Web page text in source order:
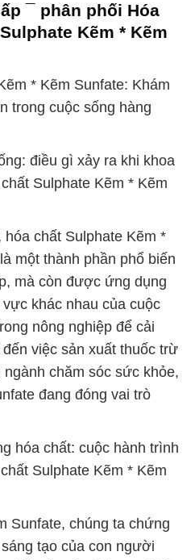
¯ phân phối Hóa
Kẽm * Kẽm
* Kẽm Sunfate: Khám
trong cuộc sống hàng
điều gì xảy ra khi khoa
Sulphate Kẽm * Kẽm
chất Sulphate Kẽm *
một thành phần phổ biến
mà còn được ứng dụng
khác nhau của cuộc
nông nghiệp để cải
việc sản xuất thuốc trừ
chăm sóc sức khỏe,
đang đóng vai trò
hóa chất: cuộc hành trình
Sulphate Kẽm * Kẽm
Sunfate, chúng ta chứng
tạo của con người